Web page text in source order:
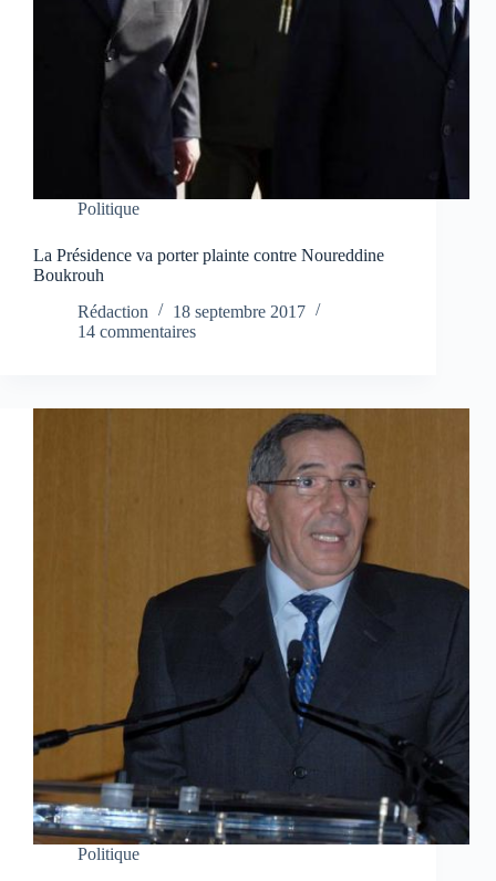
Politique
La Présidence va porter plainte contre Noureddine
Boukrouh
Rédaction
18 septembre 2017
14 commentaires
Politique